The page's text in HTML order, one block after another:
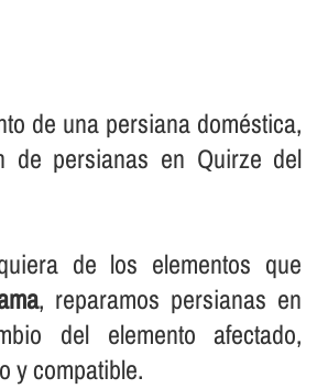
de una persiana doméstica,
de persianas en Quirze del
de los elementos que
, reparamos persianas en
del elemento afectado,
y compatible.